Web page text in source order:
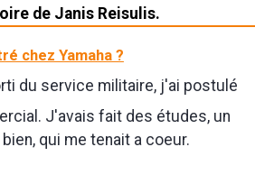
de Janis Reisulis.
chez Yamaha ?
du service militaire, j'ai postulé
J'avais fait des études, un
qui me tenait a coeur.